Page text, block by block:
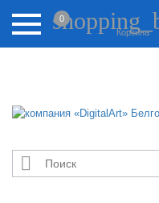
Внимание! Цены на
АктуальныеКорзина
0
